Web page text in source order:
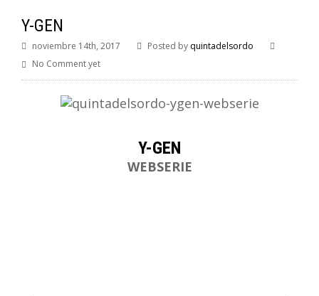
Y-GEN
noviembre 14th, 2017 Posted by quintadelsordo
No Comment yet
Y-GEN
WEBSERIE